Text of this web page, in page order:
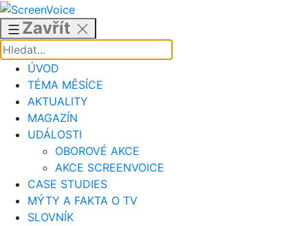
Přejít
obsahu
Zavřít
ÚVOD
TÉMA MĚSÍCE
AKTUALITY
MAGAZÍN
UDÁLOSTI
OBOROVÉ AKCE
AKCE SCREENVOICE
CASE STUDIES
MÝTY A FAKTA O TV
SLOVNÍK